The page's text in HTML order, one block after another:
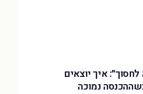
לחסוך״: איך יוצאים
נמוכה